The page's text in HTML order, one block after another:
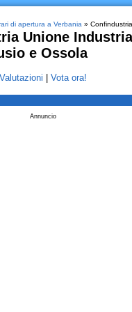
di apertura a Verbania »
Unione
e Ossola
Vota ora!
Annuncio